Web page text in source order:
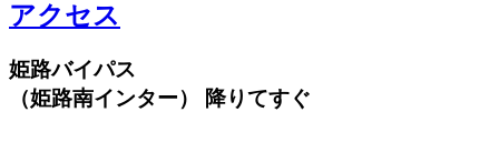
アクセス
姫路バイパス
（姫路南インター） 降りてすぐ